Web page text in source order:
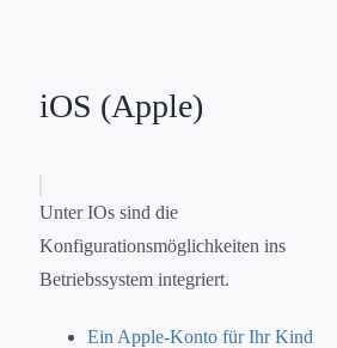
iOS (Apple)
Unter IOs sind die
Konfigurationsmöglichkeiten ins
Betriebssystem integriert.
Ein Apple-Konto für Ihr Kind